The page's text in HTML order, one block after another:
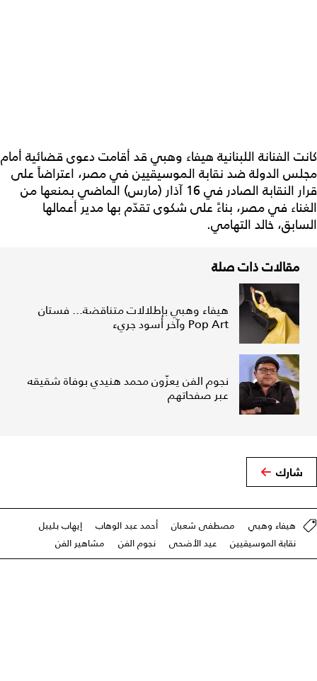
كانت الفنانة اللبنانية هيفاء وهبي قد أقامت دعوى قضائية أمام
مجلس الدولة ضد نقابة الموسيقيين في مصر، اعتراضاً على
قرار النقابة الصادر في 16 آذار (مارس) الماضي بمنعها من
الغناء في مصر، بناءً على شكوى تقدّم بها مدير أعمالها
السابق، خالد التهامي.
مقالات ذات صلة
هيفاء وهبي بإطلالات متناقضة... فستان
Pop Art وآخر أسود جريء
نجوم الفن يعزّون محمد هنيدي بوفاة شقيقه
عبر صفحاتهم
شارك
هيفاء وهبي مصطفى شعبان أحمد عبد الوهاب
إيهاب بليبل
نقابة الموسيقيين
عيد الأضحى نجوم الفن مشاهير الفن